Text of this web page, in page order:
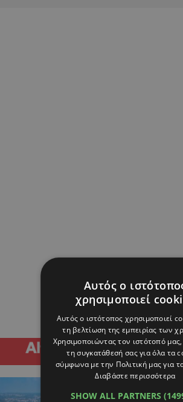
Αυτός ο
χρησιμοποιεί
Αυτός ο ιστότοπος χρησιμοποιεί
τη βελτίωση της εμπειρίας των
Χρησιμοποιώντας τον ιστότοπό
τη συγκατάθεσή σας για όλα τα
σύμφωνα με την Πολιτική μας για
Διαβάστε περισσότερα
SHOW ALL PARTNERS